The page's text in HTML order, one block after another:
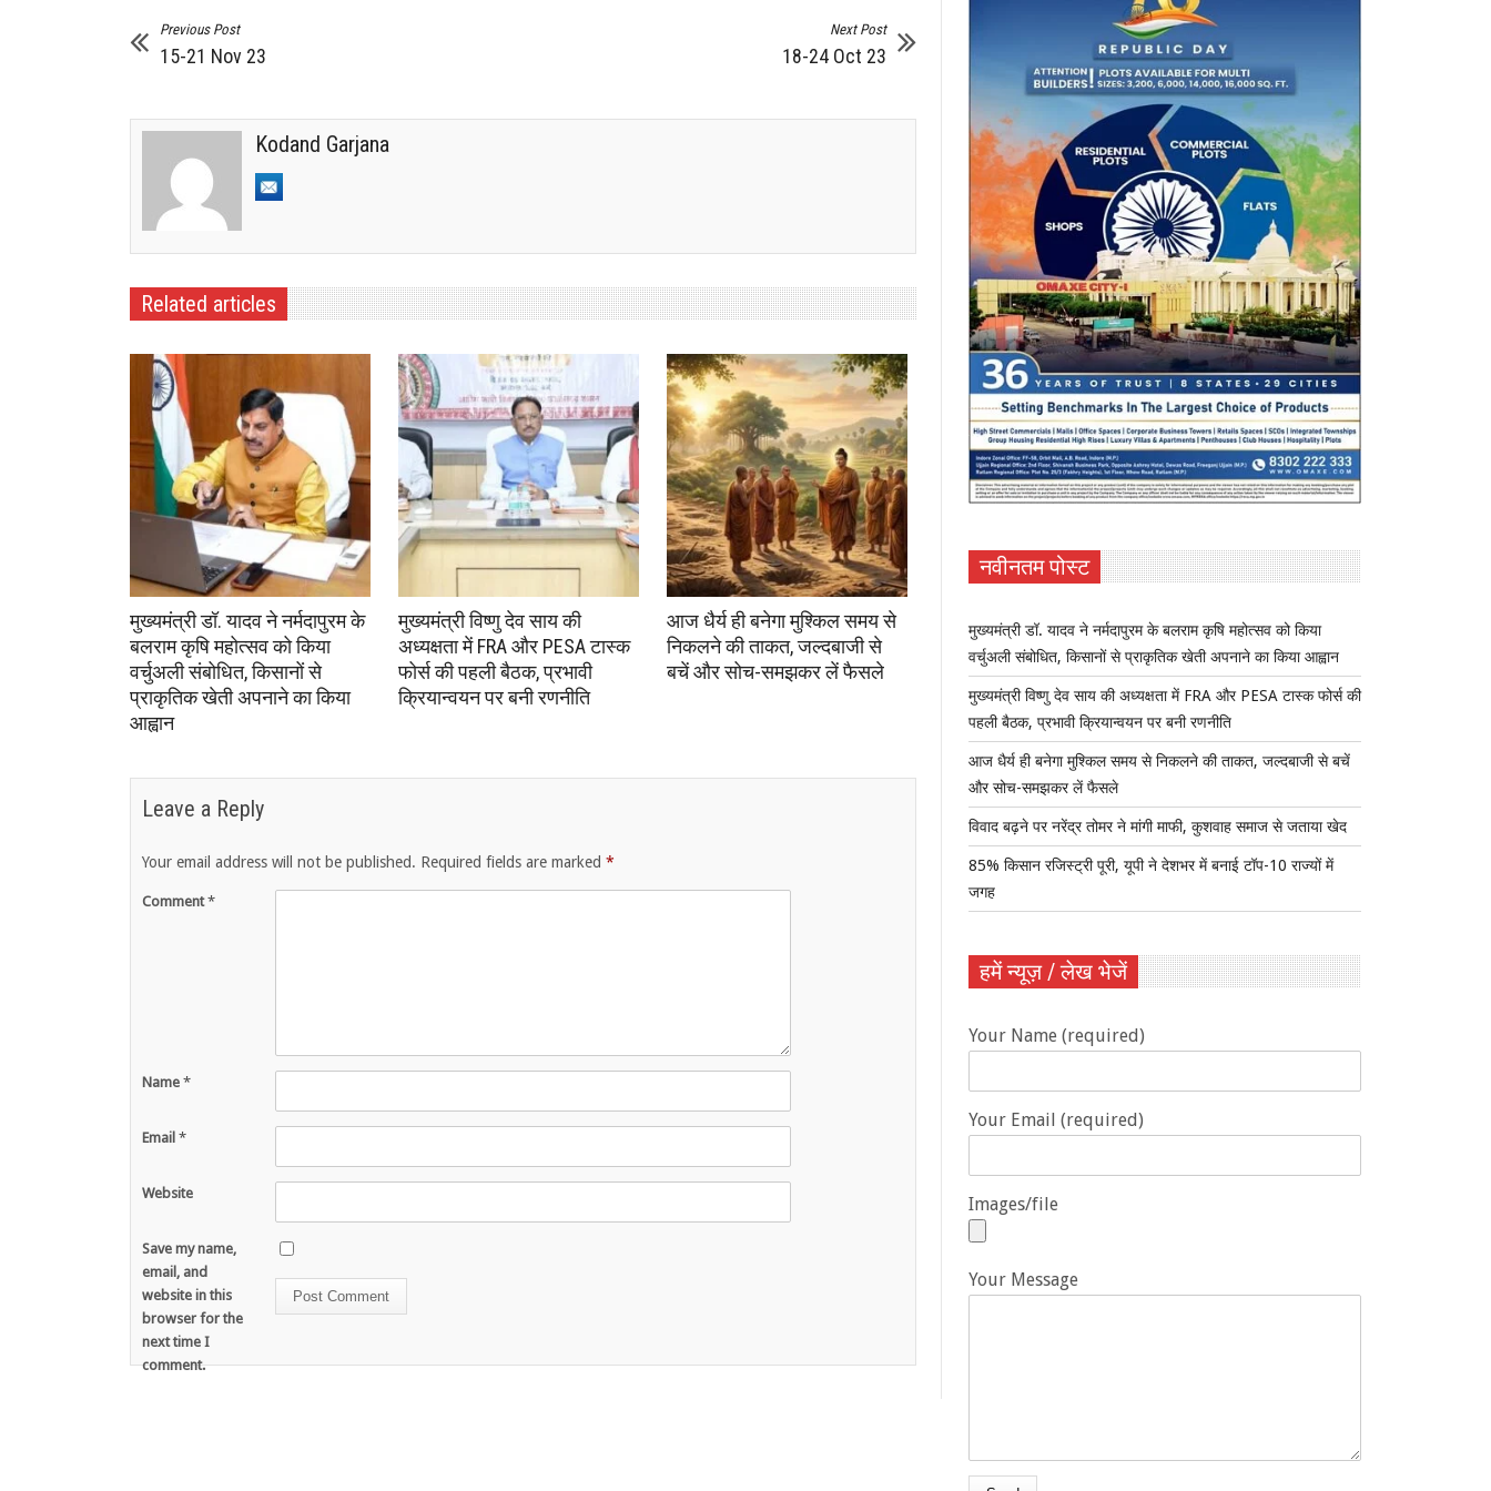
Previous Post
15-21 Nov 23
Next Post
18-24 Oct 23
Kodand Garjana
Related articles
मुख्यमंत्री डॉ. यादव ने नर्मदापुरम के
बलराम कृषि महोत्सव को किया
वर्चुअली संबोधित, किसानों से
प्राकृतिक खेती अपनाने का किया
आह्वान
मुख्यमंत्री विष्णु देव साय की
अध्यक्षता में FRA और PESA टास्क
फोर्स की पहली बैठक, प्रभावी
क्रियान्वयन पर बनी रणनीति
आज धैर्य ही बनेगा मुश्किल समय से
निकलने की ताकत, जल्दबाजी से
बचें और सोच-समझकर लें फैसले
Leave a Reply
Your email address will not be published. Required fields are marked *
Comment*
Name *
Email *
Website
Save my name,
email, and
website in this
browser for the
next time I
comment.
नवीनतम पोस्ट
मुख्यमंत्री डॉ. यादव ने नर्मदापुरम के बलराम कृषि महोत्सव को किया
वर्चुअली संबोधित, किसानों से प्राकृतिक खेती अपनाने का किया आह्वान
मुख्यमंत्री विष्णु देव साय की अध्यक्षता में FRA और PESA टास्क फोर्स की
पहली बैठक, प्रभावी क्रियान्वयन पर बनी रणनीति
आज धैर्य ही बनेगा मुश्किल समय से निकलने की ताकत, जल्दबाजी से बचें
और सोच-समझकर लें फैसले
विवाद बढ़ने पर नरेंद्र तोमर ने मांगी माफी, कुशवाह समाज से जताया खेद
85% किसान रजिस्ट्री पूरी, यूपी ने देशभर में बनाई टॉप-10 राज्यों में
जगह
हमें न्यूज़ / लेख भेजें
Your Name (required)
Your Email (required)
Images/file
Your Message